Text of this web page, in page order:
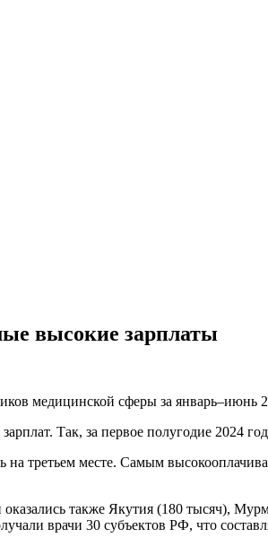
высокие зарплаты
медицинской сферы за январь–июнь
Так, за первое полугодие 2024
третьем месте. Самым
также Якутия (180 тысяч),
врачи 30 субъектов РФ, что